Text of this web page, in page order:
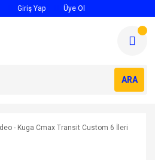
Giriş Yap Üye Ol
ARA